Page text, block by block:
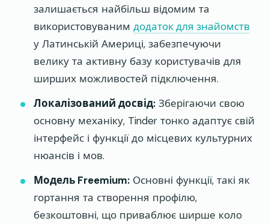
залишається найбільш відомим та
використовуваним додаток для знайомств
у Латинській Америці, забезпечуючи
велику та активну базу користувачів для
ширших можливостей підключення.
Локалізований досвід: Зберігаючи свою
основну механіку, Tinder тонко адаптує свій
інтерфейс і функції до місцевих культурних
нюансів і мов.
Модель Freemium: Основні функції, такі як
гортання та створення профілю,
безкоштовні, що приваблює ширше коло